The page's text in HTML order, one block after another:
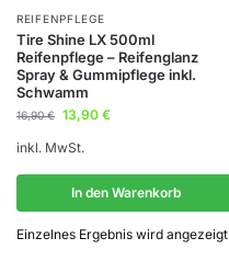
REIFENPFLEGE
Tire Shine LX 500ml
Reifenpflege – Reifenglanz
Spray & Gummipflege inkl.
Schwamm
16,90€ 13,90 €
inkl. MwSt.
In den Warenkorb
Einzelnes Ergebnis wird angezeigt